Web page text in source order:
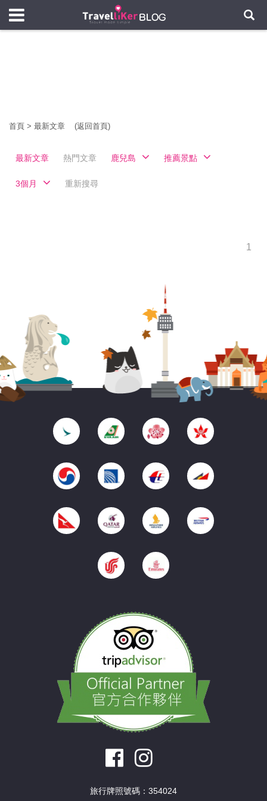
首頁 > 最新文章 (返回首頁)
最新文章 熱門文章 鹿兒島 推薦景點
3個月 重新搜尋
1
旅行牌照號碼：354024